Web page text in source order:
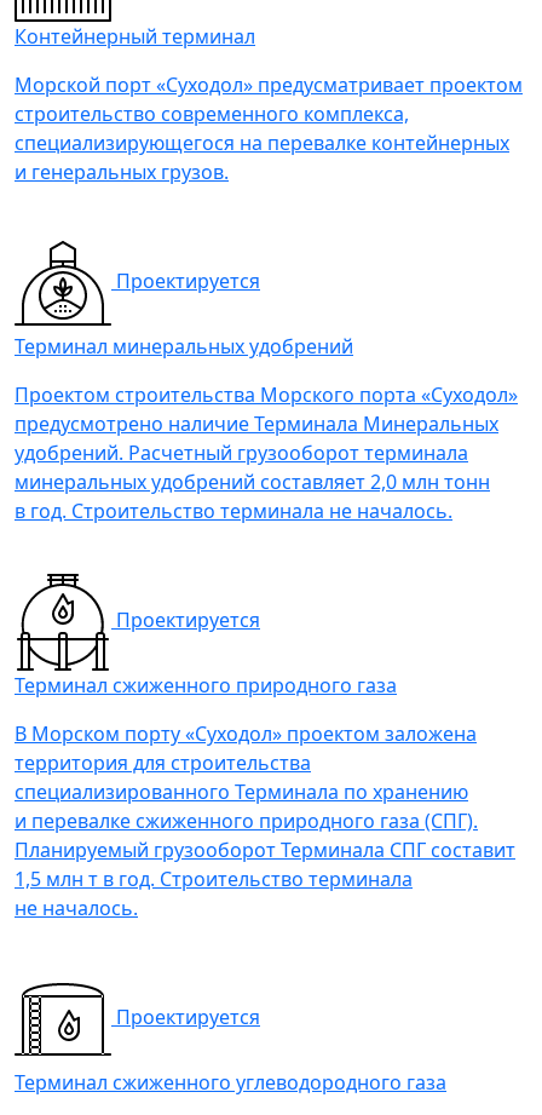
Контейнерный терминал
Морской порт «Суходол» предусматривает проектом
строительство современного комплекса,
специализирующегося на перевалке контейнерных
и генеральных грузов.
Проектируется
Терминал минеральных удобрений
Проектом строительства Морского порта «Суходол»
предусмотрено наличие Терминала Минеральных
удобрений. Расчетный грузооборот терминала
минеральных удобрений составляет 2,0 млн тонн
в год. Строительство терминала не началось.
Проектируется
Терминал сжиженного природного газа
В Морском порту «Суходол» проектом заложена
территория для строительства
специализированного Терминала по хранению
и перевалке сжиженного природного газа (СПГ).
Планируемый грузооборот Терминала СПГ составит
1,5 млн т в год. Строительство терминала
не началось.
Проектируется
Терминал сжиженного углеводородного газа